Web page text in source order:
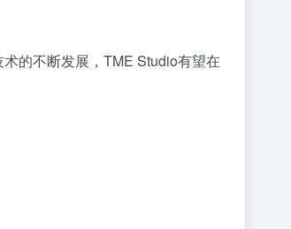
的不断发展，TME Studio有望在